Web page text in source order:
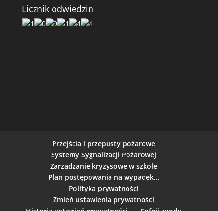
Licznik odwiedzin
Przejścia i przepusty pożarowe
Systemy Sygnalizacji Pożarowej
Zarządzanie kryzysowe w szkole
Plan postępowania na wypadek…
Polityka prywatności
Zmień ustawienia prywatności